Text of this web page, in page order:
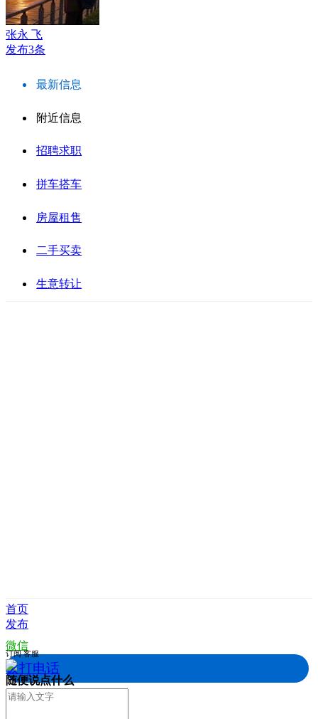
张永 飞
发布3条
最新信息
附近信息
招聘求职
拼车搭车
房屋租售
二手买卖
生意转让
首页
发布
微信
拨打电话
订阅 客服
随便说点什么